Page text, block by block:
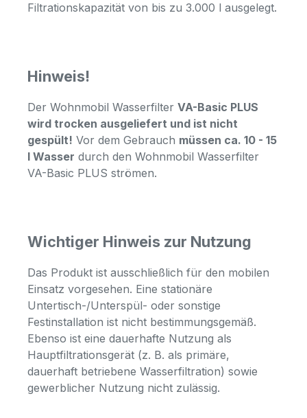
Filtrationskapazität von bis zu 3.000 l ausgelegt.
Hinweis!
Der Wohnmobil Wasserfilter VA-Basic PLUS
wird trocken ausgeliefert und ist nicht
gespült! Vor dem Gebrauch müssen ca. 10 - 15
l Wasser durch den Wohnmobil Wasserfilter
VA-Basic PLUS strömen.
Wichtiger Hinweis zur Nutzung
Das Produkt ist ausschließlich für den mobilen
Einsatz vorgesehen. Eine stationäre
Untertisch-/Unterspül- oder sonstige
Festinstallation ist nicht bestimmungsgemäß.
Ebenso ist eine dauerhafte Nutzung als
Hauptfiltrationsgerät (z. B. als primäre,
dauerhaft betriebene Wasserfiltration) sowie
gewerblicher Nutzung nicht zulässig.